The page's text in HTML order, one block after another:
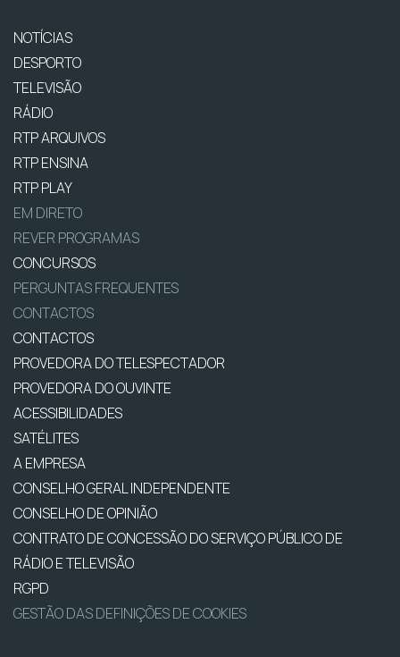
NOTÍCIAS
DESPORTO
TELEVISÃO
RÁDIO
RTP ARQUIVOS
RTP ENSINA
RTP PLAY
EM DIRETO
REVER PROGRAMAS
CONCURSOS
PERGUNTAS FREQUENTES
CONTACTOS
CONTACTOS
PROVEDORA DO TELESPECTADOR
PROVEDORA DO OUVINTE
ACESSIBILIDADES
SATÉLITES
A EMPRESA
CONSELHO GERAL INDEPENDENTE
CONSELHO DE OPINIÃO
CONTRATO DE CONCESSÃO DO SERVIÇO PÚBLICO DE
RÁDIO E TELEVISÃO
RGPD
GESTÃO DAS DEFINIÇÕES DE COOKIES